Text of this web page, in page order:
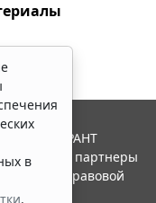
в
.
ГАРАНТ
и ее партнеры
правовой